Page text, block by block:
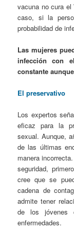
vacuna no cura
caso, si la
probabilidad de
Las mujeres
infección con
constante
El preservativo
Los expertos
eficaz para la
sexual. Aunque,
de las últimas
manera
seguridad,
cree que se
cadena de
admite tener
de los jóvenes
enfermedades.